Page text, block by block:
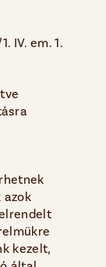
IV. em. 1.
azok
kezelt,